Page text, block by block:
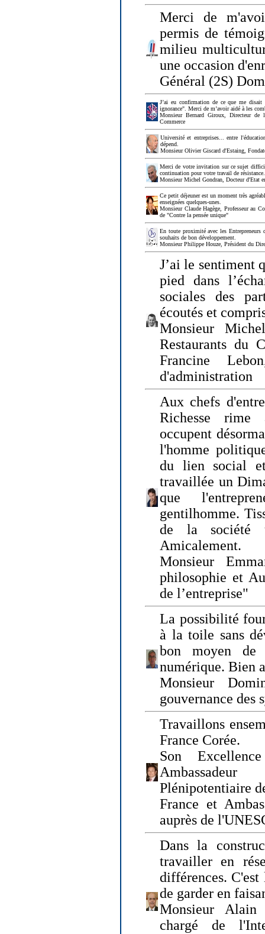
Merci de
permis de
milieu
une occasion
Général (2S)
J’ai eu confirmation de ce que me disait
ignorance". Merci de m’avoir aidé à les
Monsieur Bernard Giroux, Directeur de
Commerce
Université et entreprises... entre
dépend.
Monsieur Olivier Giscard d'Estaing,
Merci de votre invitation sur ce sujet
continuation pour votre travail de
Monsieur Michel Gondran, Docteur d'Etat
Ce petit déjeuner est un moment très
enseignées quelques-unes.
Monsieur Claude Hagège, Professeur au
de "Contre la pensée unique"
En toute proximité avec les
souhaits de bon développement.
Monsieur Philippe Houze, Président du
J’ai le sentiment
pied dans
sociales des
écoutés et
Monsieur
Restaurants du
Francine
d'administration
Aux chefs
Richesse rime
occupent
l'homme
du lien social
travaillée un
que
gentilhomme.
de la société
Amicalement.
Monsieur
philosophie et
de l’entreprise"
La possibilité
à la toile sans
bon moyen de
numérique. Bien
Monsieur
gouvernance des
Travaillons
France Corée.
Son
Plénipotentiaire
France et
auprès de
Dans la
travailler en
différences.
de garder en
Monsieur Alain
chargé de